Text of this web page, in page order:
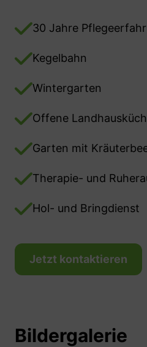
30 Jahre
Kegelbahn
Wintergarten
Offene
Garten mit
Therapie- und
Hol- und Bringdienst
Jetzt kontaktieren
Bildergalerie